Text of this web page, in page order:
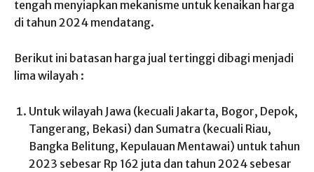
tengah menyiapkan mekanisme untuk kenaikan harga
di tahun 2024 mendatang.
Berikut ini batasan harga jual tertinggi dibagi menjadi
lima wilayah :
Untuk wilayah Jawa (kecuali Jakarta, Bogor, Depok,
Tangerang, Bekasi) dan Sumatra (kecuali Riau,
Bangka Belitung, Kepulauan Mentawai) untuk tahun
2023 sebesar Rp 162 juta dan tahun 2024 sebesar